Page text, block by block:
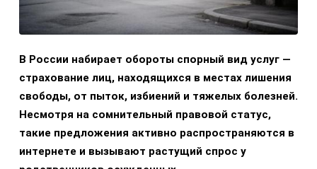
В России набирает обороты спорный вид услуг —
страхование лиц, находящихся в местах лишения
свободы, от пыток, избиений и тяжелых болезней.
Несмотря на сомнительный правовой статус,
такие предложения активно распространяются в
интернете и вызывают растущий спрос у